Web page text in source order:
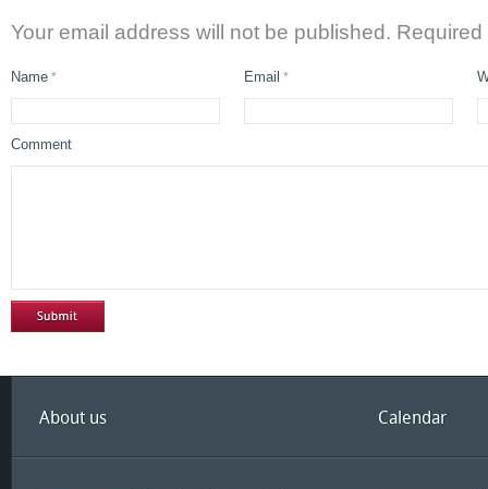
Your email address will not be published.
Name * Email *
Comment
About us Calendar